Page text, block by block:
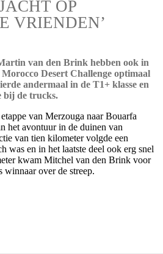
OP
VRIENDEN’
van den Brink hebben ook in
Morocco Desert Challenge optimaal
andermaal in de T1+ klasse en
bij de trucks.
van Merzouga naar Bouarfa
het avontuur in de duinen van
van tien kilometer volgde een
was en in het laatste deel ook erg snel
kwam Mitchel van den Brink voor
winnaar over de streep.